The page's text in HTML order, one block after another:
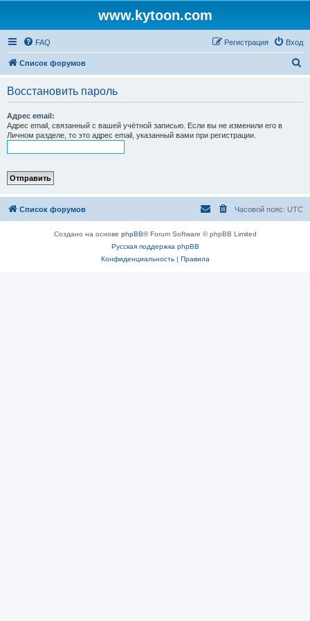
www.kytoon.com
FAQ Вход
Регистрация
Список форумов
Восстановить пароль
Адрес email:
Адрес email, связанный с вашей учётной записью. Если вы не изменили его в
Личном разделе, то это адрес email, указанный вами при регистрации.
Список форумов Часовой пояс: UTC
Создано на основе phpBB® Forum Software © phpBB Limited
Русская поддержка phpBB
Конфиденциальность| Правила